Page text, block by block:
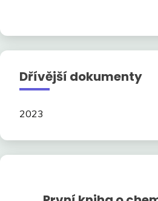
Dřívější dokumenty
2023